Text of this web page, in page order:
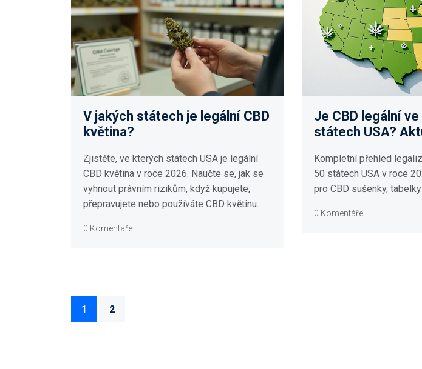
V jakých státech je legální CBD
květina?
Zjistěte, ve kterých státech USA je legální
CBD květina v roce 2026. Naučte se, jak se
vyhnout právním rizikům, když kupujete,
přepravujete nebo používáte CBD květinu.
0 Komentáře
Je CBD legální
státech USA?
Kompletní přehled
50 státech USA v roce
pro CBD sušenky,
0 Komentáře
1 2